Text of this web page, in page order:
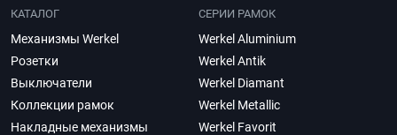
КАТАЛОГ
Механизмы Werkel
Розетки
Выключатели
Коллекции рамок
Накладные механизмы
СЕРИИ РАМОК
Werkel Aluminium
Werkel Antik
Werkel Diamant
Werkel Metallic
Werkel Favorit